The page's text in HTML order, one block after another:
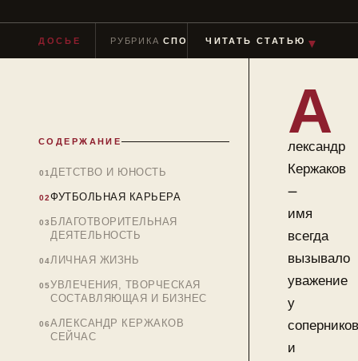
ДОСЬЕ РУБРИКАСПОРТСМЕНЫ ЧТЕНИЕ
ЧИТАТЬ СТАТЬЮ ▼
СОДЕРЖАНИЕ
ДЕТСТВО И ЮНОСТЬ
ФУТБОЛЬНАЯ КАРЬЕРА
БЛАГОТВОРИТЕЛЬНАЯ
ДЕЯТЕЛЬНОСТЬ
ЛИЧНАЯ ЖИЗНЬ
УВЛЕЧЕНИЯ, ТВОРЧЕСКАЯ
СОСТАВЛЯЮЩАЯ И БИЗНЕС
АЛЕКСАНДР КЕРЖАКОВ
СЕЙЧАС
А
лександр
Кержаков
—
имя
всегда
вызывало
уважение
у
соперников
и